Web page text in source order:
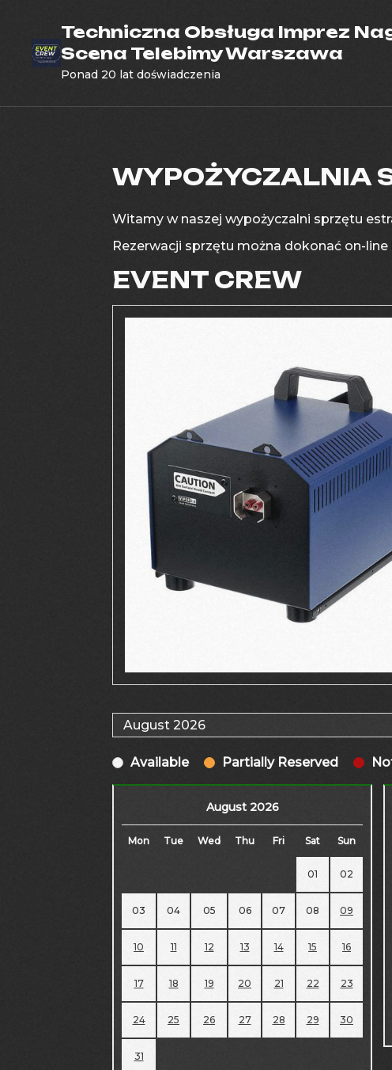
content
Techniczna Obsługa Imprez
Scena Telebimy Warszawa
Ponad 20 lat doświadczenia
WYPOŻYCZALNIA
Witamy w naszej wypożyczalni sprzętu
Rezerwacji sprzętu można dokonać on-
EVENT CREW
Available Partially Reserved
August 2026
Mon Tue Wed Thu Fri Sat Sun
01 02
03 04 05 06 07 08 09
10 11 12 13 14 15 16
17 18 19 20 21 22 23
24 25 26 27 28 29 30
31